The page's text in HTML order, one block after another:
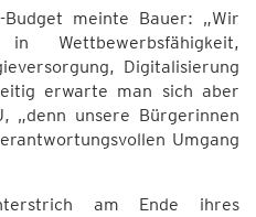
meinte Bauer: „Wir
Wettbewerbsfähigkeit,
Digitalisierung
erwarte man sich aber
„denn unsere Bürgerinnen
Umgang
am Ende ihres